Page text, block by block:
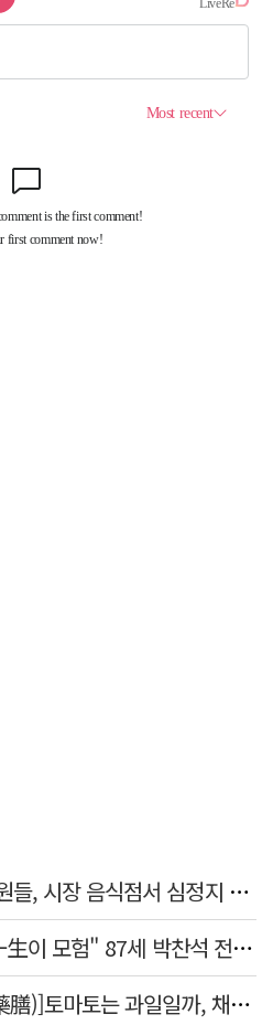
달서소방서 펌뷸런스 대원들, 시장 음식점서 심정지 환자 생명 살려
[털보기자의 '그사람']"一生이 모험" 87세 박찬석 전 경북대 총장
[이야기로 만나는 약선(藥膳)]토마토는 과일일까, 채소일까